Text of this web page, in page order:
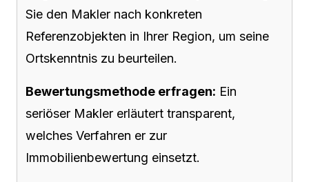
Sie den Makler nach konkreten
Referenzobjekten in Ihrer Region, um seine
Ortskenntnis zu beurteilen.
Bewertungsmethode erfragen: Ein
seriöser Makler erläutert transparent,
welches Verfahren er zur
Immobilienbewertung einsetzt.